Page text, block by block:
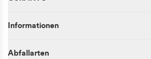
Informationen
Abfallarten